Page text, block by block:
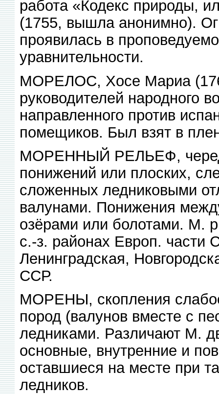
работа «Кодекс природы,
(1755, вышла анонимно).
проявилась в
уравнительности.
МОРЕЛОС, Хосе Мариа
руководителей народного
направленного против
помещиков. Был взят в
МОРЕННЫЙ РЕЛЬЕФ,
понижений или плоских,
сложенных ледниковыми
валунами. Понижения
озёрами или болотами. М.
с.-з. районах Европ. части
Ленинградская,
ССР.
МОРЕНЫ, скопления
пород (валунов вместе с
ледниками. Различают М.
основные, внутренние и
оставшиеся на месте при
ледников.